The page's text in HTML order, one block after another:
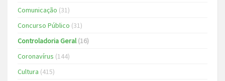
Comunicação (31)
Concurso Público (31)
Controladoria Geral(16)
Coronavírus (144)
Cultura (415)